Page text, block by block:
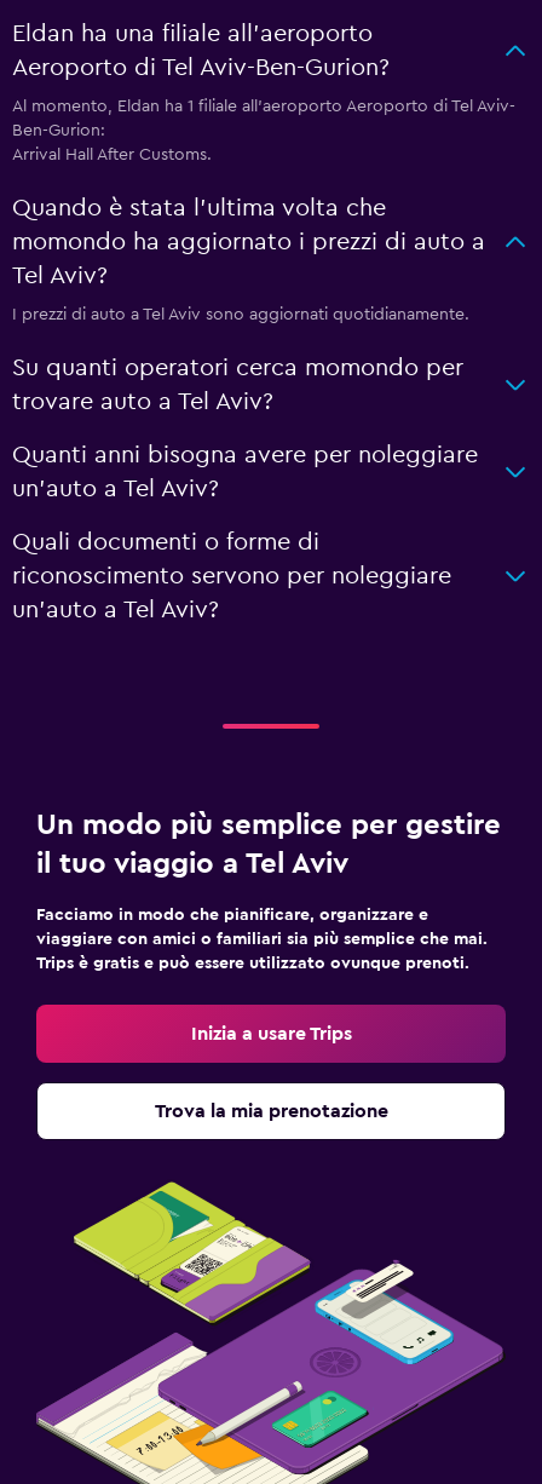
Eldan ha una filiale all'aeroporto
Aeroporto di Tel Aviv-Ben-Gurion?
Al momento, Eldan ha 1 filiale all'aeroporto Aeroporto di Tel Aviv-
Ben-Gurion:
Arrival Hall After Customs.
Quando è stata l'ultima volta che
momondo ha aggiornato i prezzi di auto a
Tel Aviv?
I prezzi di auto a Tel Aviv sono aggiornati quotidianamente.
Su quanti operatori cerca momondo per
trovare auto a Tel Aviv?
Quanti anni bisogna avere per noleggiare
un'auto a Tel Aviv?
Quali documenti o forme di
riconoscimento servono per noleggiare
un'auto a Tel Aviv?
Un modo più semplice per gestire
il tuo viaggio a Tel Aviv
Facciamo in modo che pianificare, organizzare e
viaggiare con amici o familiari sia più semplice che mai.
Trips è gratis e può essere utilizzato ovunque prenoti.
Inizia a usare Trips
Trova la mia prenotazione